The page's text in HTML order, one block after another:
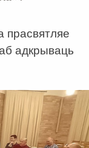
прасвятляе
адкрываць